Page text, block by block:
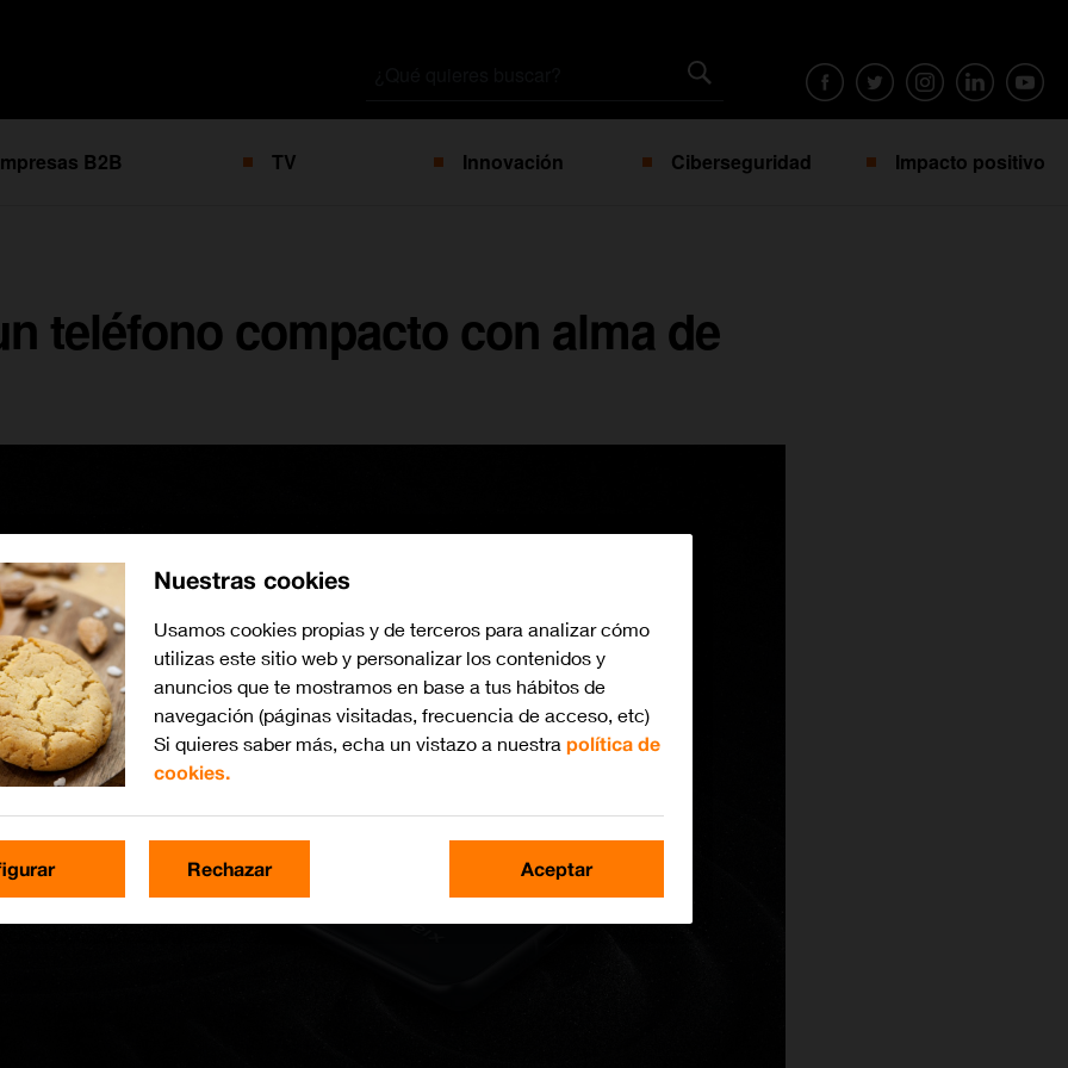
B2B TV Innovación Ciberseguridad Impacto positivo
teléfono compacto con alma de
Nuestras cookies
Usamos cookies propias y de terceros para analizar cómo
utilizas este sitio web y personalizar los contenidos y
anuncios que te mostramos en base a tus hábitos de
navegación (páginas visitadas, frecuencia de acceso, etc)
Si quieres saber más, echa un vistazo a nuestra política de
cookies.
Rechazar Aceptar